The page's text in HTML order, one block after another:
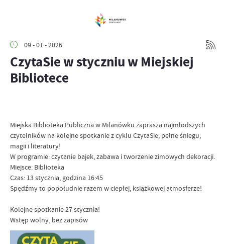
09 - 01 - 2026
CzytaSie w styczniu w Miejskiej
Bibliotece
Miejska Biblioteka Publiczna w Milanówku zaprasza najmłodszych
czytelników na kolejne spotkanie z cyklu CzytaSie, pełne śniegu,
magii i literatury!
W programie: czytanie bajek, zabawa i tworzenie zimowych dekoracji.
Miejsce: Biblioteka
Czas: 13 stycznia, godzina 16:45
Spędźmy to popołudnie razem w ciepłej, książkowej atmosferze!
Kolejne spotkanie 27 stycznia!
Wstęp wolny, bez zapisów